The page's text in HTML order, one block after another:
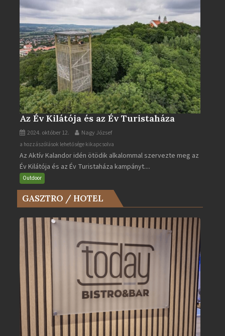
Az Év Kilátója és az Év Turistaháza
2024. október 12. Nagy József
Az
Év
Kilátója
és
az
Év
bejegyzéshez
a hozzászólások lehetősége kikapcsolva
Az Aktív Kalandor idén ötödik alkalommal szervezte meg az
Év Kilátója és az Év Turistaháza kampányt....
Outdoor
GASZTRO / HOTEL